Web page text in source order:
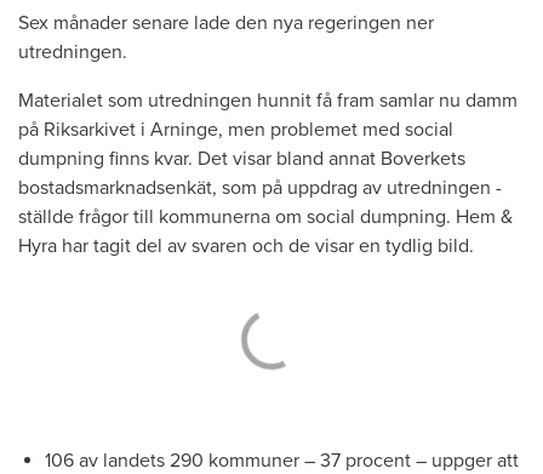
Sex månader senare lade den nya regeringen ner
utredningen.
Materialet som utredningen hunnit få fram samlar nu damm
på Riksarkivet i Arninge, men problemet med social
dumpning finns kvar. Det visar bland annat Boverkets
bostadsmarknadsenkät, som på uppdrag av utredningen ­
ställde frågor till kommunerna om social dumpning. Hem &
Hyra har tagit del av svaren och de visar en tydlig bild.
106 av landets 290 kommuner – 37 procent – uppger att